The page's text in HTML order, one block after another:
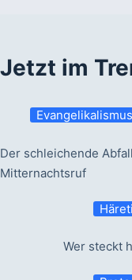
Jetzt im
Evangelikalismus
Der schleichende
Mitternachtsruf
Wer steckt